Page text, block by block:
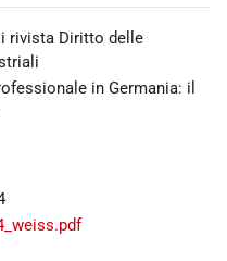
rivista Diritto delle
in Germania: il